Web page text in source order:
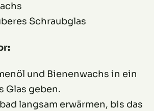
Schraubglas
und Bienenwachs in ein
Glas geben.
langsam erwärmen, bis das